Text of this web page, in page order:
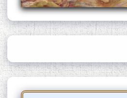
Сайри Дарвоз бо Мӯъмин